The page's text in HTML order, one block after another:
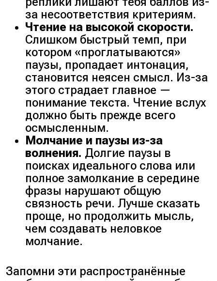
за несоответствия критериям.
Чтение на высокой скорости.
Слишком быстрый темп, при
котором «проглатываются»
паузы, пропадает интонация,
становится неясен смысл. Из-за
этого страдает главное —
понимание текста. Чтение вслух
должно быть прежде всего
осмысленным.
Молчание и паузы из-за
волнения. Долгие паузы в
поисках идеального слова или
полное замолкание в середине
фразы нарушают общую
связность речи. Лучше сказать
проще, но продолжить мысль,
чем создавать неловкое
молчание.
Запомни эти распространённые